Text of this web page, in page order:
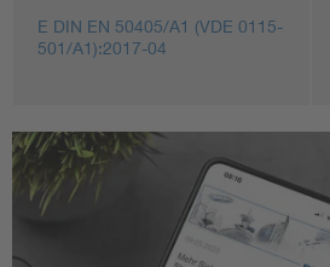
E DIN EN 50405/A1 (VDE 0115-
501/A1):2017-04